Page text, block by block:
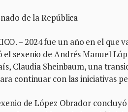
de la República
– 2024 fue un año en el
el sexenio de Andrés Manuel
Claudia Sheinbaum, una
continuar con las iniciativas
de López Obrador